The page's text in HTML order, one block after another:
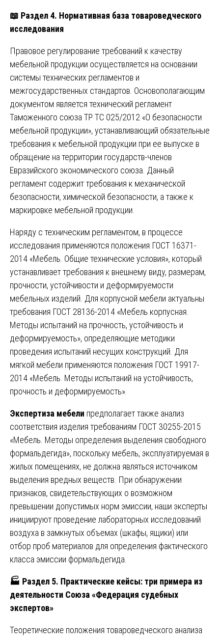
📖 Раздел 4. Нормативная база товароведческого
исследования
Правовое регулирование требований к качеству
мебельной продукции осуществляется на основании
системы технических регламентов и
межгосударственных стандартов. Основополагающим
документом является технический регламент
Таможенного союза ТР ТС 025/2012 «О безопасности
мебельной продукции», устанавливающий обязательные
требования к мебельной продукции при ее выпуске в
обращение на территории государств-членов
Евразийского экономического союза. Данный
регламент содержит требования к механической
безопасности, химической безопасности, а также к
маркировке мебельной продукции.
Наряду с техническим регламентом, в процессе
исследования применяются положения ГОСТ 16371-
2014 «Мебель. Общие технические условия», который
устанавливает требования к внешнему виду, размерам,
прочности, устойчивости и деформируемости
мебельных изделий. Для корпусной мебели актуальны
требования ГОСТ 28136-2014 «Мебель корпусная.
Методы испытаний на прочность, устойчивость и
деформируемость», определяющие методики
проведения испытаний несущих конструкций. Для
мягкой мебели применяются положения ГОСТ 19917-
2014 «Мебель. Методы испытаний на устойчивость,
прочность и деформируемость».
Экспертиза мебели предполагает также анализ
соответствия изделия требованиям ГОСТ 30255-2015
«Мебель. Методы определения выделения свободного
формальдегида», поскольку мебель, эксплуатируемая в
жилых помещениях, не должна являться источником
выделения вредных веществ. При обнаружении
признаков, свидетельствующих о возможном
превышении допустимых норм эмиссии, наши эксперты
инициируют проведение лабораторных исследований
воздуха в замкнутых объемах (шкафы, ящики) или
отбор проб материалов для определения фактического
класса эмиссии формальдегида.
🏭 Раздел 5. Практические кейсы: три примера из
деятельности Союза «Федерация судебных
экспертов»
Теоретические положения товароведческого анализа